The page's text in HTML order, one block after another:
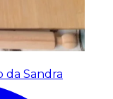
da Sandra